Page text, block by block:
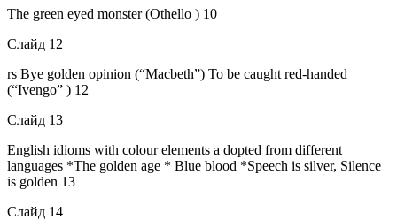
The green eyed monster (Othello ) 10
Слайд 12
rs Bye golden opinion (“Macbeth”) To be caught red-handed
(“Ivengo” ) 12
Слайд 13
English idioms with colour elements a dopted from different
languages *The golden age * Blue blood *Speech is silver, Silence
is golden 13
Слайд 14